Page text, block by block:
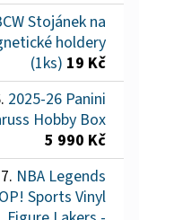
Stojánek na
holdery
(1ks) 19 Kč
2025-26 Panini
Hobby Box
5 990 Kč
NBA Legends
Sports Vinyl